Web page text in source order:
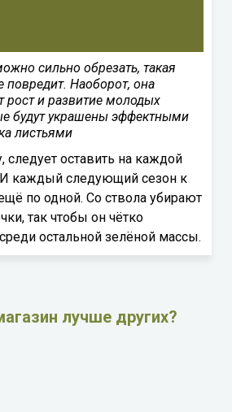
сильно обрезать, такая
повредит. Наоборот, она
рост и развитие молодых
будут украшены эффектными
листьями
следует оставить на каждой
И каждый следующий сезон к
по одной. Со ствола убирают
так чтобы он чётко
остальной зелёной массы.
лучше других?